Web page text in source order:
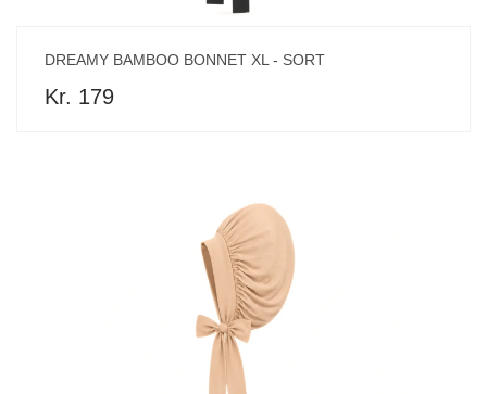
DREAMY BAMBOO BONNET XL - SORT
Kr. 179